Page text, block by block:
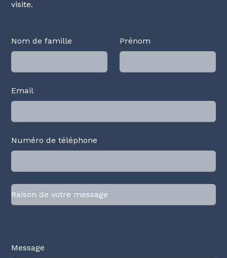
visite.
Nom de famille Prénom
Email
Numéro de téléphone
Message